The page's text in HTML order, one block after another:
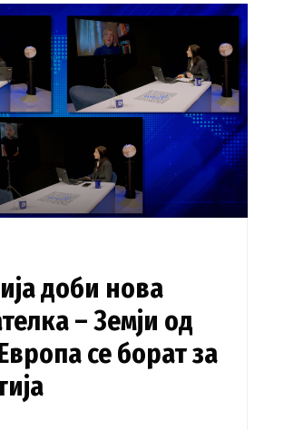
доби нова
– Земји од
се борат за